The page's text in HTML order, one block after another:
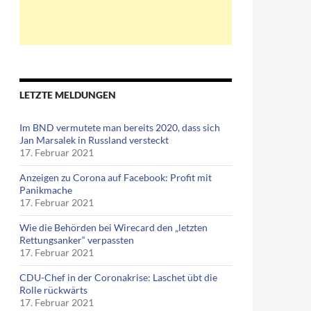
LETZTE MELDUNGEN
Im BND vermutete man bereits 2020, dass sich
Jan Marsalek in Russland versteckt
17. Februar 2021
Anzeigen zu Corona auf Facebook: Profit mit
Panikmache
17. Februar 2021
Wie die Behörden bei Wirecard den „letzten
Rettungsanker“ verpassten
17. Februar 2021
CDU-Chef in der Coronakrise: Laschet übt die
Rolle rückwärts
17. Februar 2021